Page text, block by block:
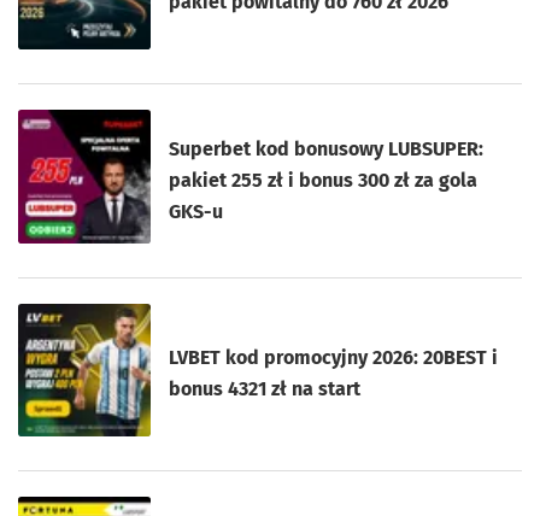
Superbet kod bonusowy LUBSUPER:
pakiet 255 zł i bonus 300 zł za gola
GKS-u
LVBET kod promocyjny 2026: 20BEST i
bonus 4321 zł na start